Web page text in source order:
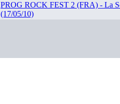
PROG ROCK FEST 2 (FRA) - La
(17/05/10)